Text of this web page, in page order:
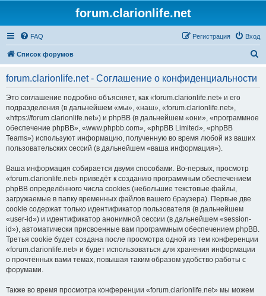
forum.clarionlife.net
FAQ Вход
Регистрация
Список форумов
forum.clarionlife.net - Соглашение о конфиденциальности
Это соглашение подробно объясняет, как «forum.clarionlife.net» и его
подразделения (в дальнейшем «мы», «наш», «forum.clarionlife.net»,
«https://forum.clarionlife.net») и phpBB (в дальнейшем «они», «программное
обеспечение phpBB», «www.phpbb.com», «phpBB Limited», «phpBB
Teams») используют информацию, полученную во время любой из ваших
пользовательских сессий (в дальнейшем «ваша информация»).
Ваша информация собирается двумя способами. Во-первых, просмотр
«forum.clarionlife.net» приведёт к созданию программным обеспечением
phpBB определённого числа cookies (небольшие текстовые файлы,
загружаемые в папку временных файлов вашего браузера). Первые две
cookie содержат только идентификатор пользователя (в дальнейшем
«user-id») и идентификатор анонимной сессии (в дальнейшем «session-
id»), автоматически присвоенные вам программным обеспечением phpBB.
Третья cookie будет создана после просмотра одной из тем конференции
«forum.clarionlife.net» и будет использоваться для хранения информации
о прочтённых вами темах, повышая таким образом удобство работы с
форумами.
Также во время просмотра конференции «forum.clarionlife.net» мы можем